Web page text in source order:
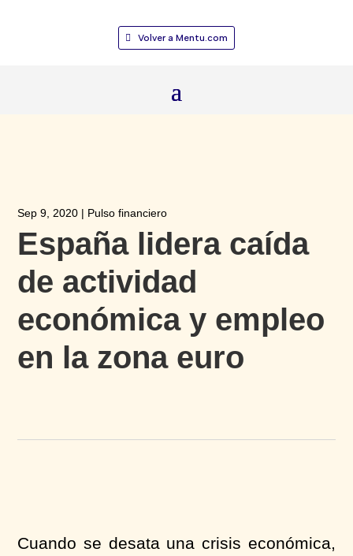
Volver a Mentu.com
Sep 9, 2020 | Pulso financiero
España lidera caída
de actividad
económica y empleo
en la zona euro
Cuando se desata una crisis económica,